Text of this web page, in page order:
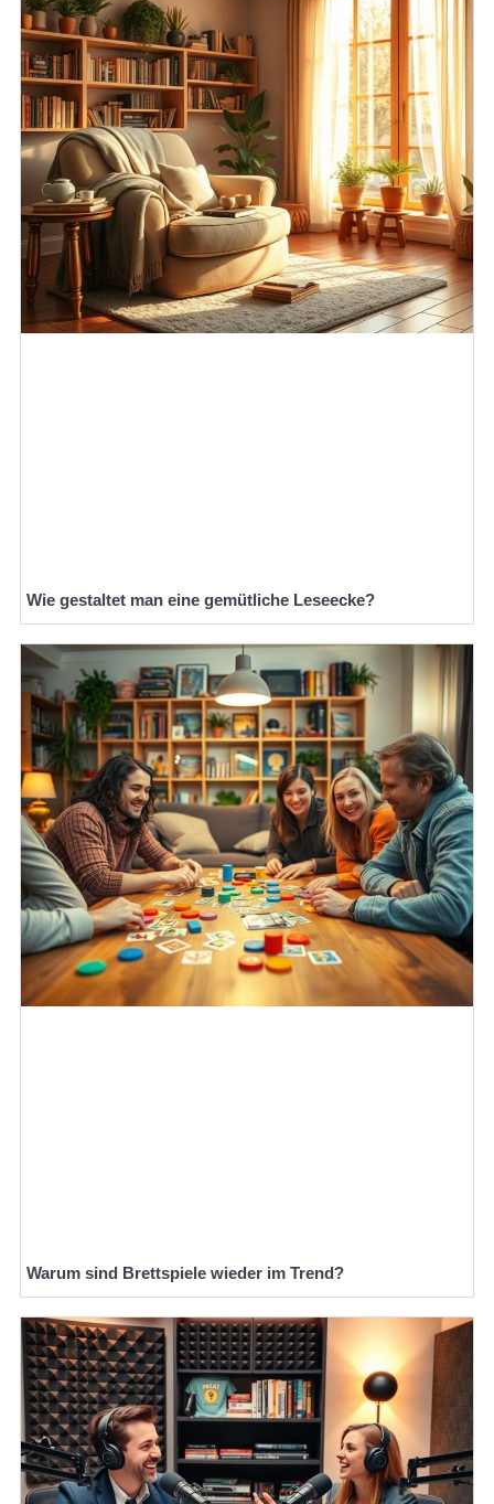
Wie gestaltet man eine gemütliche Leseecke?
Warum sind Brettspiele wieder im Trend?